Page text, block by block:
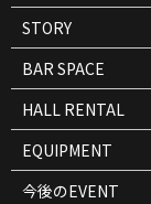
STORY
BAR SPACE
HALL RENTAL
EQUIPMENT
今後のEVENT